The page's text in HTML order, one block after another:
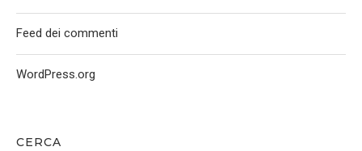
CERCA
Feed dei commenti
WordPress.org